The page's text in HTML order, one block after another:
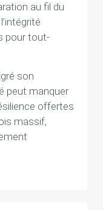
au fil du
pour tout-
son
peut manquer
offertes
massif,